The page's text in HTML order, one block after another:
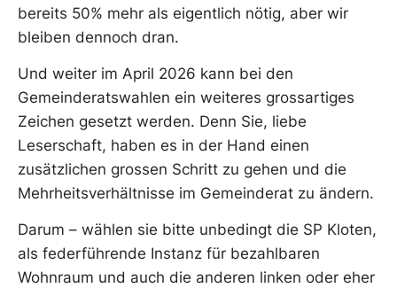
bereits 50% mehr als eigentlich nötig, aber wir
bleiben dennoch dran.
Und weiter im April 2026 kann bei den
Gemeinderatswahlen ein weiteres grossartiges
Zeichen gesetzt werden. Denn Sie, liebe
Leserschaft, haben es in der Hand einen
zusätzlichen grossen Schritt zu gehen und die
Mehrheitsverhältnisse im Gemeinderat zu ändern.
Darum – wählen sie bitte unbedingt die SP Kloten,
als federführende Instanz für bezahlbaren
Wohnraum und auch die anderen linken oder eher